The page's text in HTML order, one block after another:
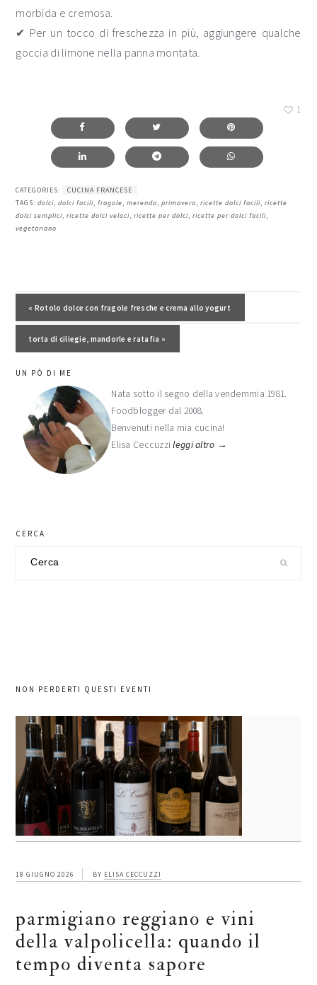
morbida e cremosa.
✔ Per un tocco di freschezza in più, aggiungere qualche
goccia di limone nella panna montata.
1
CATEGORIES:
CUCINA FRANCESE
TAGS:dolci,dolci facili,fragole,merenda,primavera,ricette dolci facili,ricette
dolci semplici,ricette dolci veloci,ricette per dolci,ricette per dolci facili,
vegetariano
Post precedente:
« Rotolo dolce con fragole fresche e crema allo yogurt
Post successivo:
torta di ciliegie, mandorle e ratafia »
barra
laterale
primaria
UN PÒ DI ME
Nata sotto il segno della vendemmia 1981.
Foodblogger dal 2008.
Benvenuti nella mia cucina!
Elisa Ceccuzzileggi altro →
CERCA
NON PERDERTI QUESTI EVENTI
18 GIUGNO 2026 BY ELISA CECCUZZI
parmigiano reggiano e vini
della valpolicella: quando il
tempo diventa sapore